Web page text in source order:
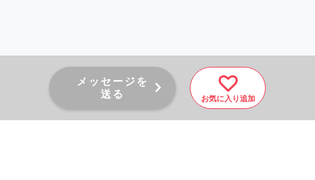
メッセージを
送る
お気に入り追加